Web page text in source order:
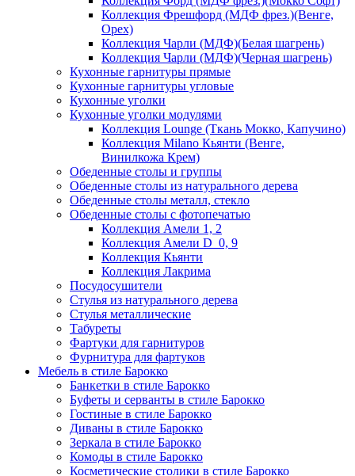
Коллекция Фрешфорд (МДФ фрез.)(Венге,
Орех)
Коллекция Чарли (МДФ)(Белая шагрень)
Коллекция Чарли (МДФ)(Черная шагрень)
Кухонные гарнитуры прямые
Кухонные гарнитуры угловые
Кухонные уголки
Кухонные уголки модулями
Коллекция Lounge (Ткань Мокко, Капучино)
Коллекция Milano Кьянти (Венге,
Винилкожа Крем)
Обеденные столы и группы
Обеденные столы из натурального дерева
Обеденные столы металл, стекло
Обеденные столы с фотопечатью
Коллекция Амели 1, 2
Коллекция Амели D_0, 9
Коллекция Кьянти
Коллекция Лакрима
Посудосушители
Стулья из натурального дерева
Стулья металлические
Табуреты
Фартуки для гарнитуров
Фурнитура для фартуков
Мебель в стиле Барокко
Банкетки в стиле Барокко
Буфеты и серванты в стиле Барокко
Гостиные в стиле Барокко
Диваны в стиле Барокко
Зеркала в стиле Барокко
Комоды в стиле Барокко
Косметические столики в стиле Барокко